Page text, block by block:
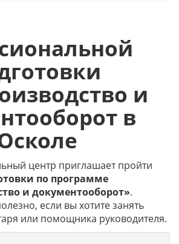
и
в
центр приглашает пройти
по программе
и документооборот».
если вы хотите занять
или помощника руководителя.